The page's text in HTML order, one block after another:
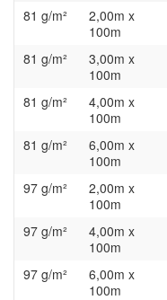
81 g/m²
2,00m x
100m
81 g/m²
3,00m x
100m
81 g/m²
4,00m x
100m
81 g/m²
6,00m x
100m
97 g/m²
2,00m x
100m
97 g/m²
4,00m x
100m
97 g/m²
6,00m x
100m